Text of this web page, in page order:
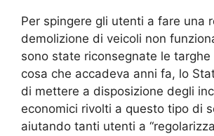
Per spingere gli utenti a fare una
demolizione di veicoli non
sono state riconsegnate le
cosa che accadeva anni fa, lo
di mettere a disposizione degli
economici rivolti a questo tipo di
aiutando tanti utenti a